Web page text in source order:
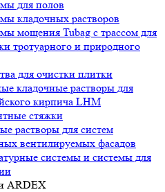
для полов
кладочных растворов
мощения Tubag с трассом для
тротуарного и природного
для очистки плитки
кладочные растворы для
кирпича LHM
стяжки
растворы для систем
вентилируемых фасадов
системы и системы для
ARDEX